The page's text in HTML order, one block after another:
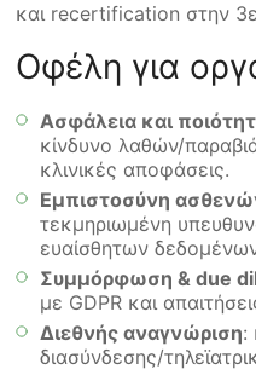
και recertification στην
Οφέλη για
Ασφάλεια και
κίνδυνο λαθών/
κλινικές αποφάσεις.
Εμπιστοσύνη
τεκμηριωμένη
ευαίσθητων
Συμμόρφωση & due
με GDPR και
Διεθνής αναγνώριση:
διασύνδεσης/